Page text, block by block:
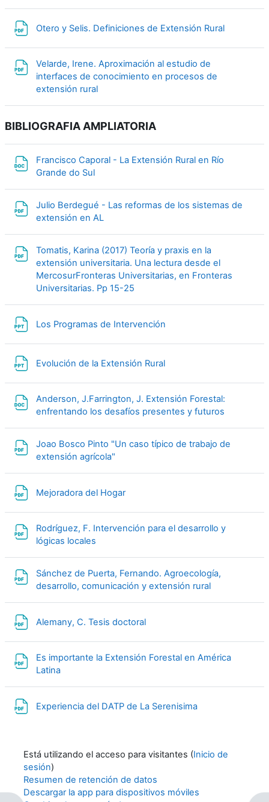
Otero y Selis. Definiciones de Extensión Rural
Velarde, Irene. Aproximación al estudio de
interfaces de conocimiento en procesos de
extensión rural
BIBLIOGRAFIA AMPLIATORIA
Francisco Caporal - La Extensión Rural en Río
Grande do Sul
Julio Berdegué - Las reformas de los sistemas de
extensión en AL
Tomatis, Karina (2017) Teoría y praxis en la
extensión universitaria. Una lectura desde el
MercosurFronteras Universitarias, en Fronteras
Universitarias. Pp 15-25
Los Programas de Intervención
Evolución de la Extensión Rural
Anderson, J.Farrington, J. Extensión Forestal:
enfrentando los desafíos presentes y futuros
Joao Bosco Pinto "Un caso típico de trabajo de
extensión agrícola"
Mejoradora del Hogar
Rodríguez, F. Intervención para el desarrollo y
lógicas locales
Sánchez de Puerta, Fernando. Agroecología,
desarrollo, comunicación y extensión rural
Alemany, C. Tesis doctoral
Es importante la Extensión Forestal en América
Latina
Experiencia del DATP de La Serenisima
Está utilizando el acceso para visitantes (Inicio de
sesión)
Resumen de retención de datos
Descargar la app para dispositivos móviles